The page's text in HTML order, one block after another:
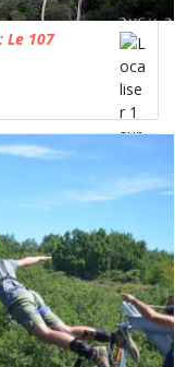
Le 107